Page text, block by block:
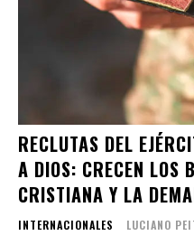
RECLUTAS DEL
A DIOS: CRECEN LOS
CRISTIANA Y LA
INTERNACIONALES LUCIANO